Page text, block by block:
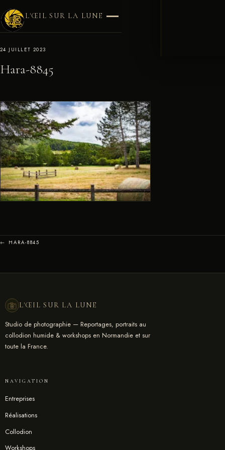
L'ŒIL SUR LA LUNE
24 JUILLET 2023
Hara-8845
← HARA-8845
L'ŒIL SUR LA LUNE
Studio de photographie — Reportages, portraits au
collodion humide & workshops en Normandie et sur
toute la France.
NAVIGATION
Entreprises
Réalisations
Collodion
Workshops